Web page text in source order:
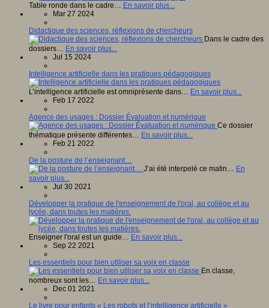
Table ronde dans le cadre… En savoir plus...
Mar 27 2024
Didactique des sciences, réflexions de chercheurs
Dans le cadre des
dossiers… En savoir plus...
Jul 15 2024
Intelligence artificielle dans les pratiques pédagogiques
L’intelligence artificielle est omniprésente dans… En savoir plus...
Feb 17 2022
Agence des usages : Dossier Évaluation et numérique
Ce dossier
thématique présente différentes… En savoir plus...
Feb 21 2022
De la posture de l’enseignant…
J’ai été interpelé ce matin… En
savoir plus...
Jul 30 2021
Développer la pratique de l'enseignement de l'oral, au collège et au
lycée, dans toutes les matières.
Enseigner l'oral est un guide… En savoir plus...
Sep 22 2021
Les essentiels pour bien utiliser sa voix en classe
En classe,
nombreux sont les… En savoir plus...
Dec 01 2021
Le livre pour enfants « Les robots et l’intelligence artificielle »